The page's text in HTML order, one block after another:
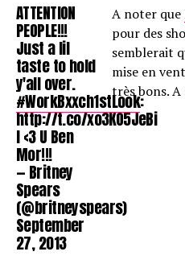
ATTENTION
PEOPLE!!!
Just a lil
taste to hold
y'all over.
#WorkBxxch1stLook:
http://t.co/xo3KO5JeBi
I <3 U Ben
Mor!!!
— Britney
Spears
(@britneyspears)
September
27, 2013
A noter que
pour des
semblerait
mise en
très bons. A